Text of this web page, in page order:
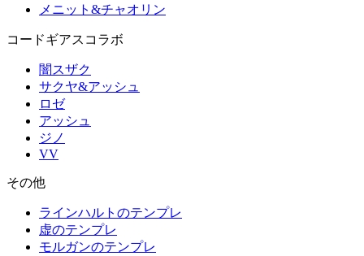
メニット&チャオリン
コードギアスコラボ
闇スザク
サクヤ&アッシュ
ロゼ
アッシュ
ジノ
VV
その他
ラインハルトのテンプレ
虚のテンプレ
モルガンのテンプレ